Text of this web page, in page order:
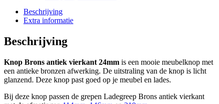
stuks)
Beschrijving
Extra informatie
Beschrijving
Knop Brons antiek vierkant 24mm is een mooie meubelknop met
een antieke bronzen afwerking. De uitstraling van de knop is licht
glanzend. Deze knop past goed op je meubel en lades.
Bij deze knop passen de grepen Ladegreep Brons antiek vierkant